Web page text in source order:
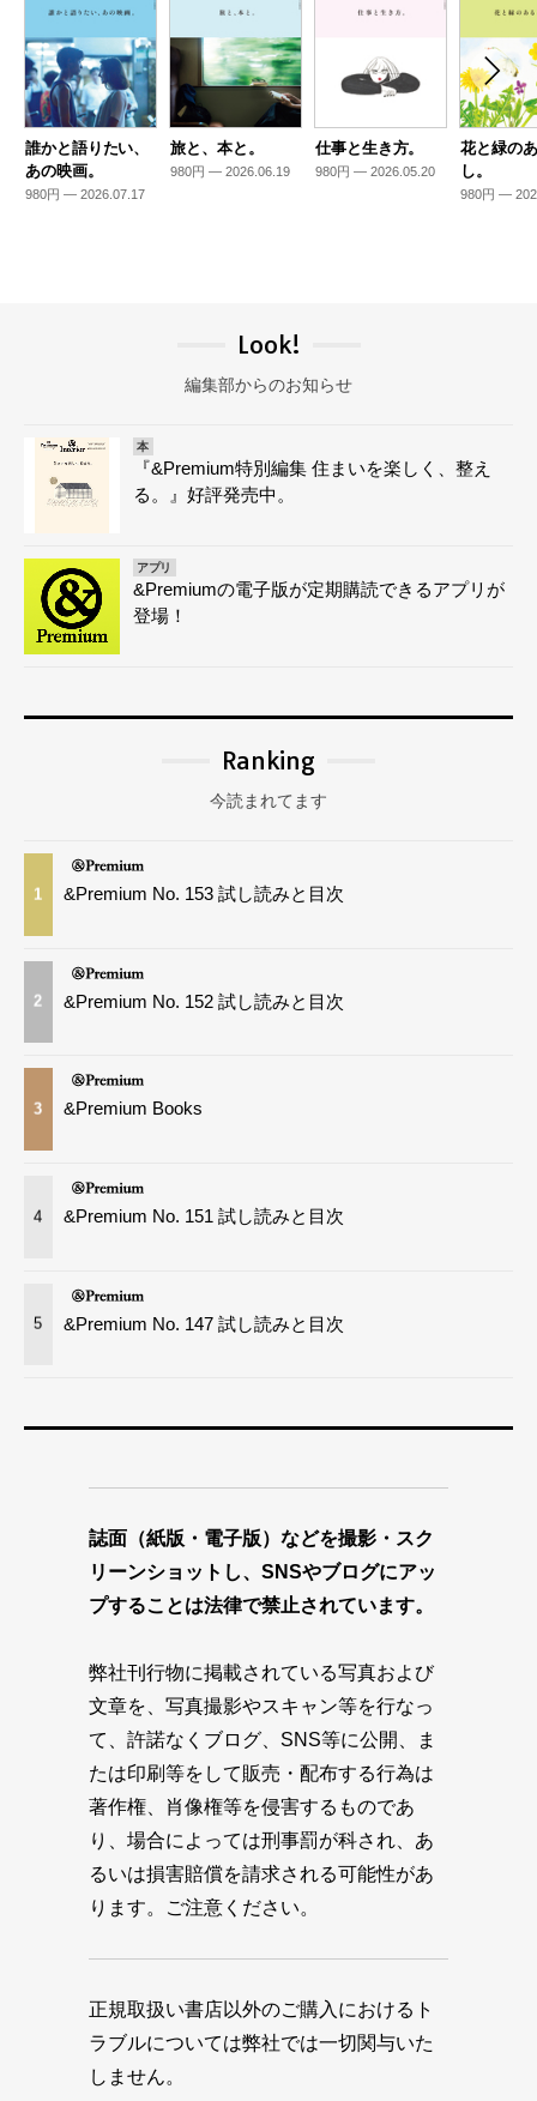
誰かと語りたい、
あの映画。
980円 — 2026.07.17
旅と、本と。
980円 — 2026.06.19
仕事と生き方。
980円 — 2026.05.20
花と緑の
し。
980円 —
Look!
編集部からのお知らせ
本
『&Premium特別編集 住まいを楽しく、整え
る。』好評発売中。
アプリ
&Premiumの電子版が定期購読できるアプリが
登場！
Ranking
今読まれてます
1 &Premium No. 153 試し読みと目次
2 &Premium No. 152 試し読みと目次
3 &Premium Books
4 &Premium No. 151 試し読みと目次
5 &Premium No. 147 試し読みと目次
誌面（紙版・電子版）などを撮影・スク
リーンショットし、SNSやブログにアッ
プすることは法律で禁止されています。
弊社刊行物に掲載されている写真および
文章を、写真撮影やスキャン等を行なっ
て、許諾なくブログ、SNS等に公開、ま
たは印刷等をして販売・配布する行為は
著作権、肖像権等を侵害するものであ
り、場合によっては刑事罰が科され、あ
るいは損害賠償を請求される可能性があ
ります。ご注意ください。
正規取扱い書店以外のご購入におけるト
ラブルについては弊社では一切関与いた
しません。